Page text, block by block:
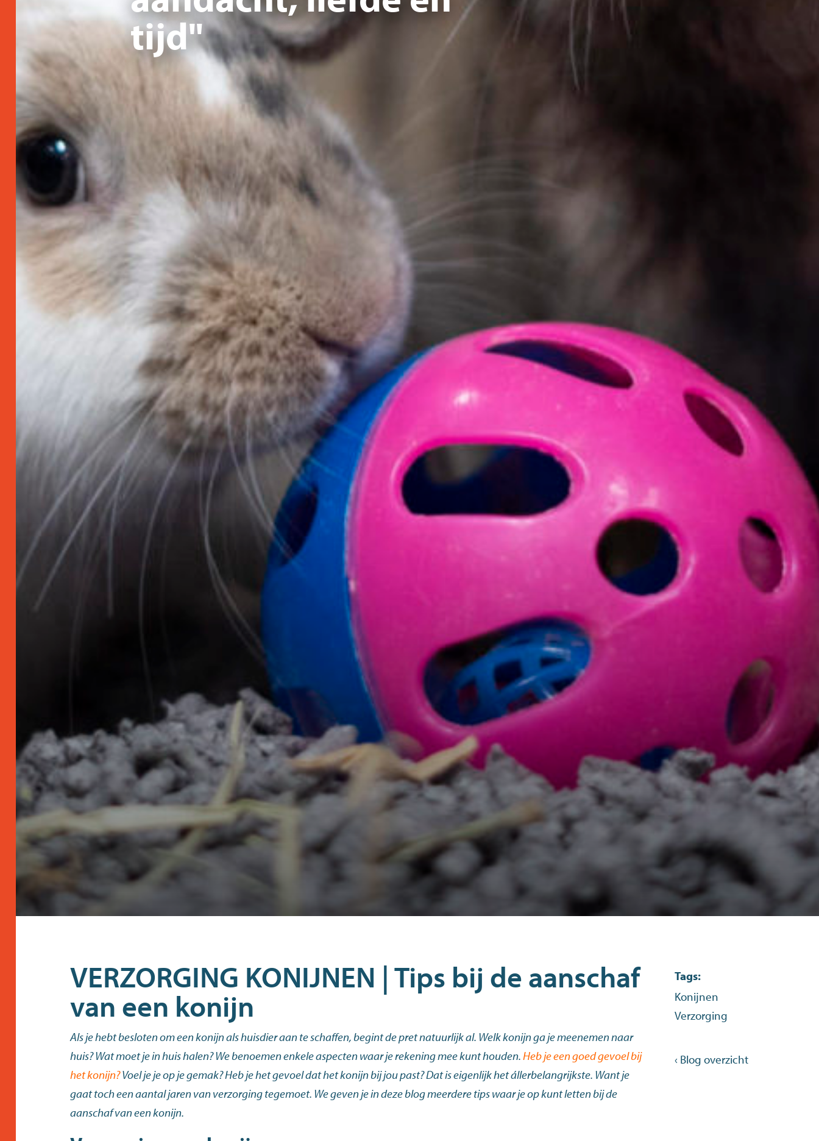
tijd"
VERZORGING KONIJNEN | Tips bij de aanschaf
van een konijn
Als je hebt besloten om een konijn als huisdier aan te schaffen, begint de pret natuurlijk al. Welk konijn ga je meenemen naar
huis? Wat moet je in huis halen? We benoemen enkele aspecten waar je rekening mee kunt houden.Heb je een goed gevoel bij
het konijn?Voel je je op je gemak? Heb je het gevoel dat het konijn bij jou past? Dat is eigenlijk het állerbelangrijkste. Want je
gaat toch een aantal jaren van verzorging tegemoet. We geven je in deze blog meerdere tips waar je op kunt letten bij de
aanschaf van een konijn.
Tags:
Konijnen
Verzorging
‹ Blog overzicht